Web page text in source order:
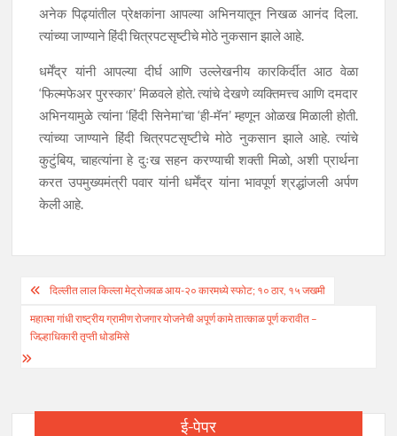
अनेक पिढ्यांतील प्रेक्षकांना आपल्या अभिनयातून निखळ आनंद दिला.
त्यांच्या जाण्याने हिंदी चित्रपटसृष्टीचे मोठे नुकसान झाले आहे.
धर्मेंद्र यांनी आपल्या दीर्घ आणि उल्लेखनीय कारकिर्दीत आठ वेळा
‘फिल्मफेअर पुरस्कार’ मिळवले होते. त्यांचे देखणे व्यक्तिमत्त्व आणि दमदार
अभिनयामुळे त्यांना ‘हिंदी सिनेमा’चा ‘ही-मॅन’ म्हणून ओळख मिळाली होती.
त्यांच्या जाण्याने हिंदी चित्रपटसृष्टीचे मोठे नुकसान झाले आहे. त्यांचे
कुटुंबिय, चाहत्यांना हे दुःख सहन करण्याची शक्ती मिळो, अशी प्रार्थना
करत उपमुख्यमंत्री पवार यांनी धर्मेंद्र यांना भावपूर्ण श्रद्धांजली अर्पण
केली आहे.
Post
navigation
दिल्लीत लाल किल्ला मेट्रोजवळ आय-२० कारमध्ये स्फोट; १० ठार, १५ जखमी
महात्मा गांधी राष्ट्रीय ग्रामीण रोजगार योजनेची अपूर्ण कामे तात्काळ पूर्ण करावीत –
जिल्हाधिकारी तृप्ती धोडमिसे
ई-पेपर